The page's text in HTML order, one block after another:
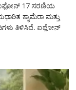
ಐಫೋನ್ 17 ಸರಣಿಯ
ಕ್ಯಾಮೆರಾ ಮತ್ತು
ತಿಳಿಸಿವೆ. ಐಫೋನ್